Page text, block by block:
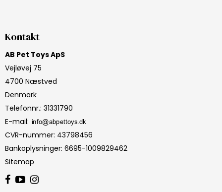
Kontakt
AB Pet Toys ApS
Vejløvej 75
4700 Næstved
Denmark
Telefonnr.: 31331790
E-mail:
CVR-nummer: 43798456
Bankoplysninger: 6695-1009829462
Sitemap